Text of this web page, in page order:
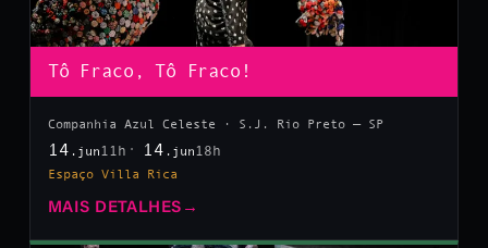
Tô Fraco, Tô Fraco!
Companhia Azul Celeste · S.J. Rio Preto — SP
14 .jun 11h 14 .jun 18h
Espaço Villa Rica
MAIS DETALHES →